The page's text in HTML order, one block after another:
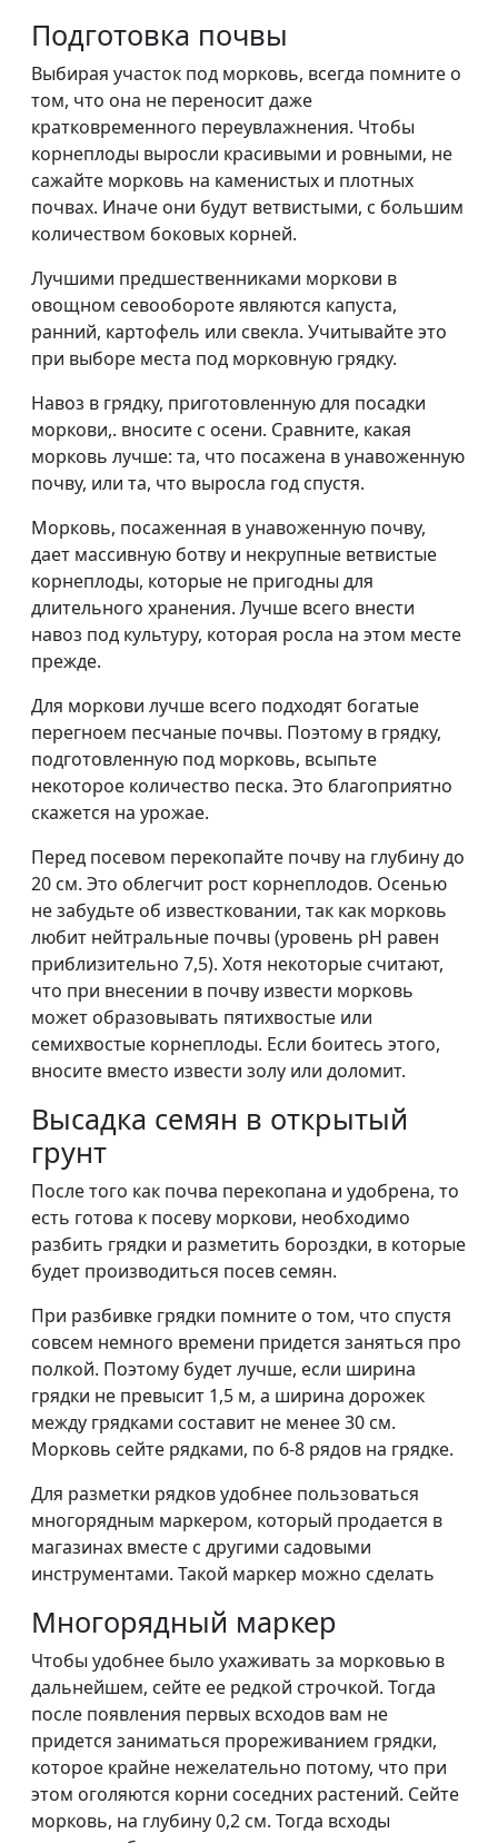
Подготовка почвы
Выбирая участок под морковь, всегда помните о
том, что она не переносит даже
кратковременного переувлажнения. Чтобы
корнеплоды выросли красивыми и ровными, не
сажайте морковь на каменистых и плотных
почвах. Иначе они будут ветвистыми, с большим
количеством боковых корней.
Лучшими предшественниками моркови в
овощном севообороте являются капуста,
ранний, картофель или свекла. Учитывайте это
при выборе места под морковную грядку.
Навоз в грядку, приготовленную для посадки
моркови,. вносите с осени. Сравните, какая
морковь лучше: та, что посажена в унавоженную
почву, или та, что выросла год спустя.
Морковь, посаженная в унавоженную почву,
дает массивную ботву и некрупные ветвистые
корнеплоды, которые не пригодны для
длительного хранения. Лучше всего внести
навоз под культуру, которая росла на этом месте
прежде.
Для моркови лучше всего подходят богатые
перегноем песчаные почвы. Поэтому в грядку,
подготовленную под морковь, всыпьте
некоторое количество песка. Это благоприятно
скажется на урожае.
Перед посевом перекопайте почву на глубину до
20 см. Это облегчит рост корнеплодов. Осенью
не забудьте об известковании, так как морковь
любит нейтральные почвы (уровень рН равен
приблизительно 7,5). Хотя некоторые считают,
что при внесении в почву извести морковь
может образовывать пятихвостые или
семихвостые корнеплоды. Если боитесь этого,
вносите вместо извести золу или доломит.
Высадка семян в открытый
грунт
После того как почва перекопана и удобрена, то
есть готова к посеву моркови, необходимо
разбить грядки и разметить бороздки, в которые
будет производиться посев семян.
При разбивке грядки помните о том, что спустя
совсем немного времени придется заняться про
полкой. Поэтому будет лучше, если ширина
грядки не превысит 1,5 м, а ширина дорожек
между грядками составит не менее 30 см.
Морковь сейте рядками, по 6-8 рядов на грядке.
Для разметки рядков удобнее пользоваться
многорядным маркером, который продается в
магазинах вместе с другими садовыми
инструментами. Такой маркер можно сделать
Многорядный маркер
Чтобы удобнее было ухаживать за морковью в
дальнейшем, сейте ее редкой строчкой. Тогда
после появления первых всходов вам не
придется заниматься прореживанием грядки,
которое крайне нежелательно потому, что при
этом оголяются корни соседних растений. Сейте
морковь, на глубину 0,2 см. Тогда всходы